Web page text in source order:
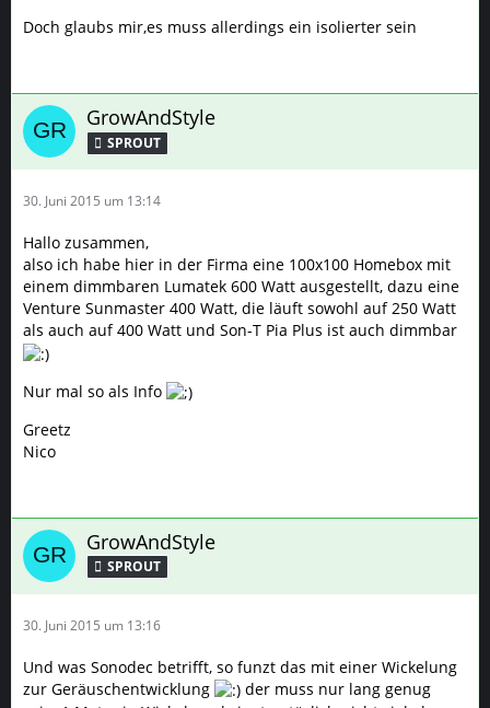
Doch glaubs mir,es muss allerdings ein isolierter sein
GrowAndStyle
SPROUT
30. Juni 2015 um 13:14
Hallo zusammen,
also ich habe hier in der Firma eine 100x100 Homebox mit
einem dimmbaren Lumatek 600 Watt ausgestellt, dazu eine
Venture Sunmaster 400 Watt, die läuft sowohl auf 250 Watt
als auch auf 400 Watt und Son-T Pia Plus ist auch dimmbar
Nur mal so als Info
Greetz
Nico
GrowAndStyle
SPROUT
30. Juni 2015 um 13:16
Und was Sonodec betrifft, so funzt das mit einer Wickelung
zur Geräuschentwicklung
der muss nur lang genug